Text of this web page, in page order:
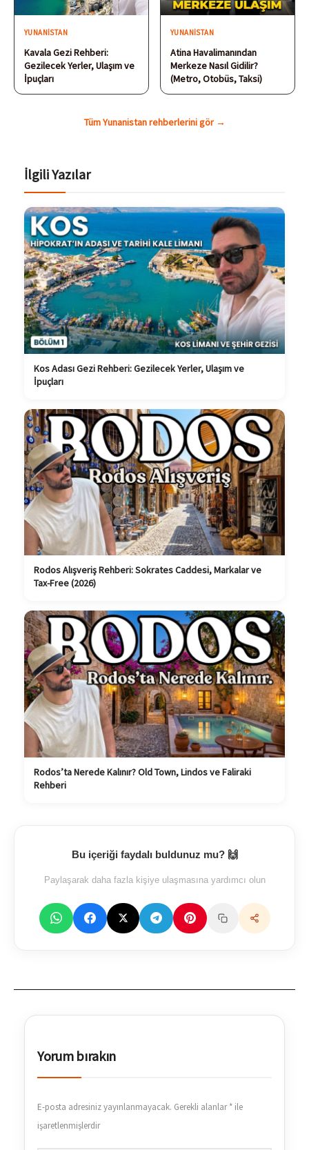
YUNANISTAN
Kavala Gezi Rehberi:
Gezilecek Yerler, Ulaşım ve
İpuçları
YUNANISTAN
Atina Havalimanından
Merkeze Nasıl Gidilir?
(Metro, Otobüs, Taksi)
Tüm Yunanistan rehberlerini gör →
İlgili Yazılar
Kos Adası Gezi Rehberi: Gezilecek Yerler, Ulaşım ve
İpuçları
Rodos Alışveriş Rehberi: Sokrates Caddesi, Markalar ve
Tax-Free (2026)
Rodos’ta Nerede Kalınır? Old Town, Lindos ve Faliraki
Rehberi
Bu içeriği faydalı buldunuz mu? 🙌
Paylaşarak daha fazla kişiye ulaşmasına yardımcı olun
Yorum bırakın
E-posta adresiniz yayınlanmayacak. Gerekli alanlar* ile
işaretlenmişlerdir